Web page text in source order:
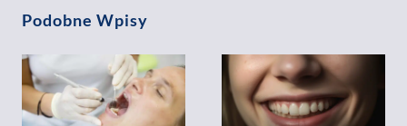
Podobne Wpisy